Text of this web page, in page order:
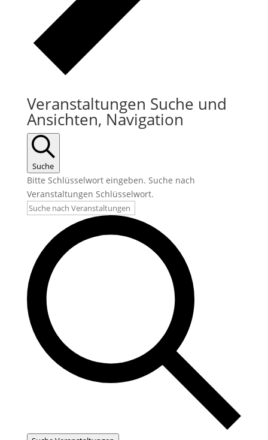
Veranstaltungen Suche und
Ansichten, Navigation
Suche
Bitte Schlüsselwort eingeben. Suche nach
Veranstaltungen Schlüsselwort.